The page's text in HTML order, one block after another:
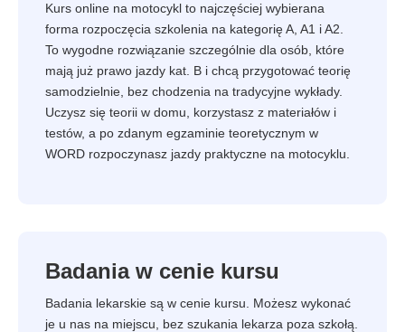
Kurs online na motocykl to najczęściej wybierana
forma rozpoczęcia szkolenia na kategorię A, A1 i A2.
To wygodne rozwiązanie szczególnie dla osób, które
mają już prawo jazdy kat. B i chcą przygotować teorię
samodzielnie, bez chodzenia na tradycyjne wykłady.
Uczysz się teorii w domu, korzystasz z materiałów i
testów, a po zdanym egzaminie teoretycznym w
WORD rozpoczynasz jazdy praktyczne na motocyklu.
Badania w cenie kursu
Badania lekarskie są w cenie kursu. Możesz wykonać
je u nas na miejscu, bez szukania lekarza poza szkołą.